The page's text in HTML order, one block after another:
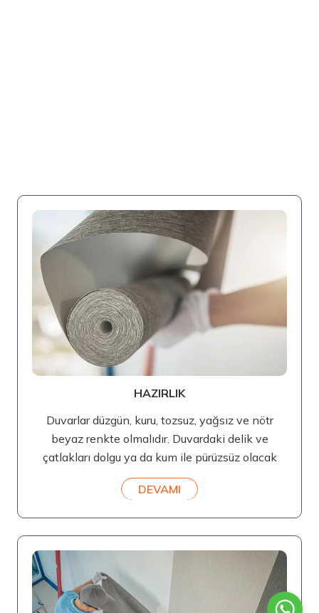
HAZIRLIK
Duvarlar düzgün, kuru, tozsuz, yağsız ve nötr
beyaz renkte olmalıdır. Duvardaki delik ve
çatlakları dolgu ya da kum ile pürüzsüz olacak
DEVAMI